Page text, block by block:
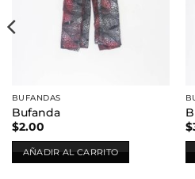
BUFANDAS
Bufanda
$2.00
AÑADIR AL CARRITO
$